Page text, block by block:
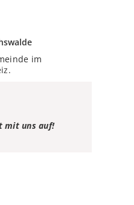
im
.
mit uns auf!